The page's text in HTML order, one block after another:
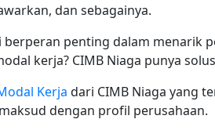
dan sebagainya.
penting dalam menarik
kerja? CIMB Niaga punya
Kerja dari CIMB Niaga yang
dengan profil perusahaan.